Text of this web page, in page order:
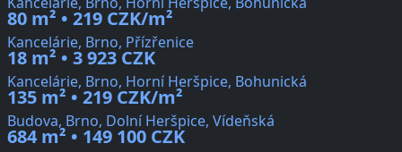
80 m² • 219 CZK/m²
Kancelárie, Brno, Přízřenice
18 m² • 3 923 CZK
Kancelárie, Brno, Horní Heršpice, Bohunická
135 m² • 219 CZK/m²
Budova, Brno, Dolní Heršpice, Vídeňská
684 m² • 149 100 CZK